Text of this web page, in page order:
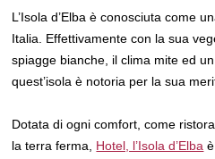
L’Isola d’Elba è conosciuta come
Italia. Effettivamente con la sua
spiagge bianche, il clima mite ed
quest’isola è notoria per la sua
Dotata di ogni comfort, come
la terra ferma, Hotel, l’Isola d’Elba